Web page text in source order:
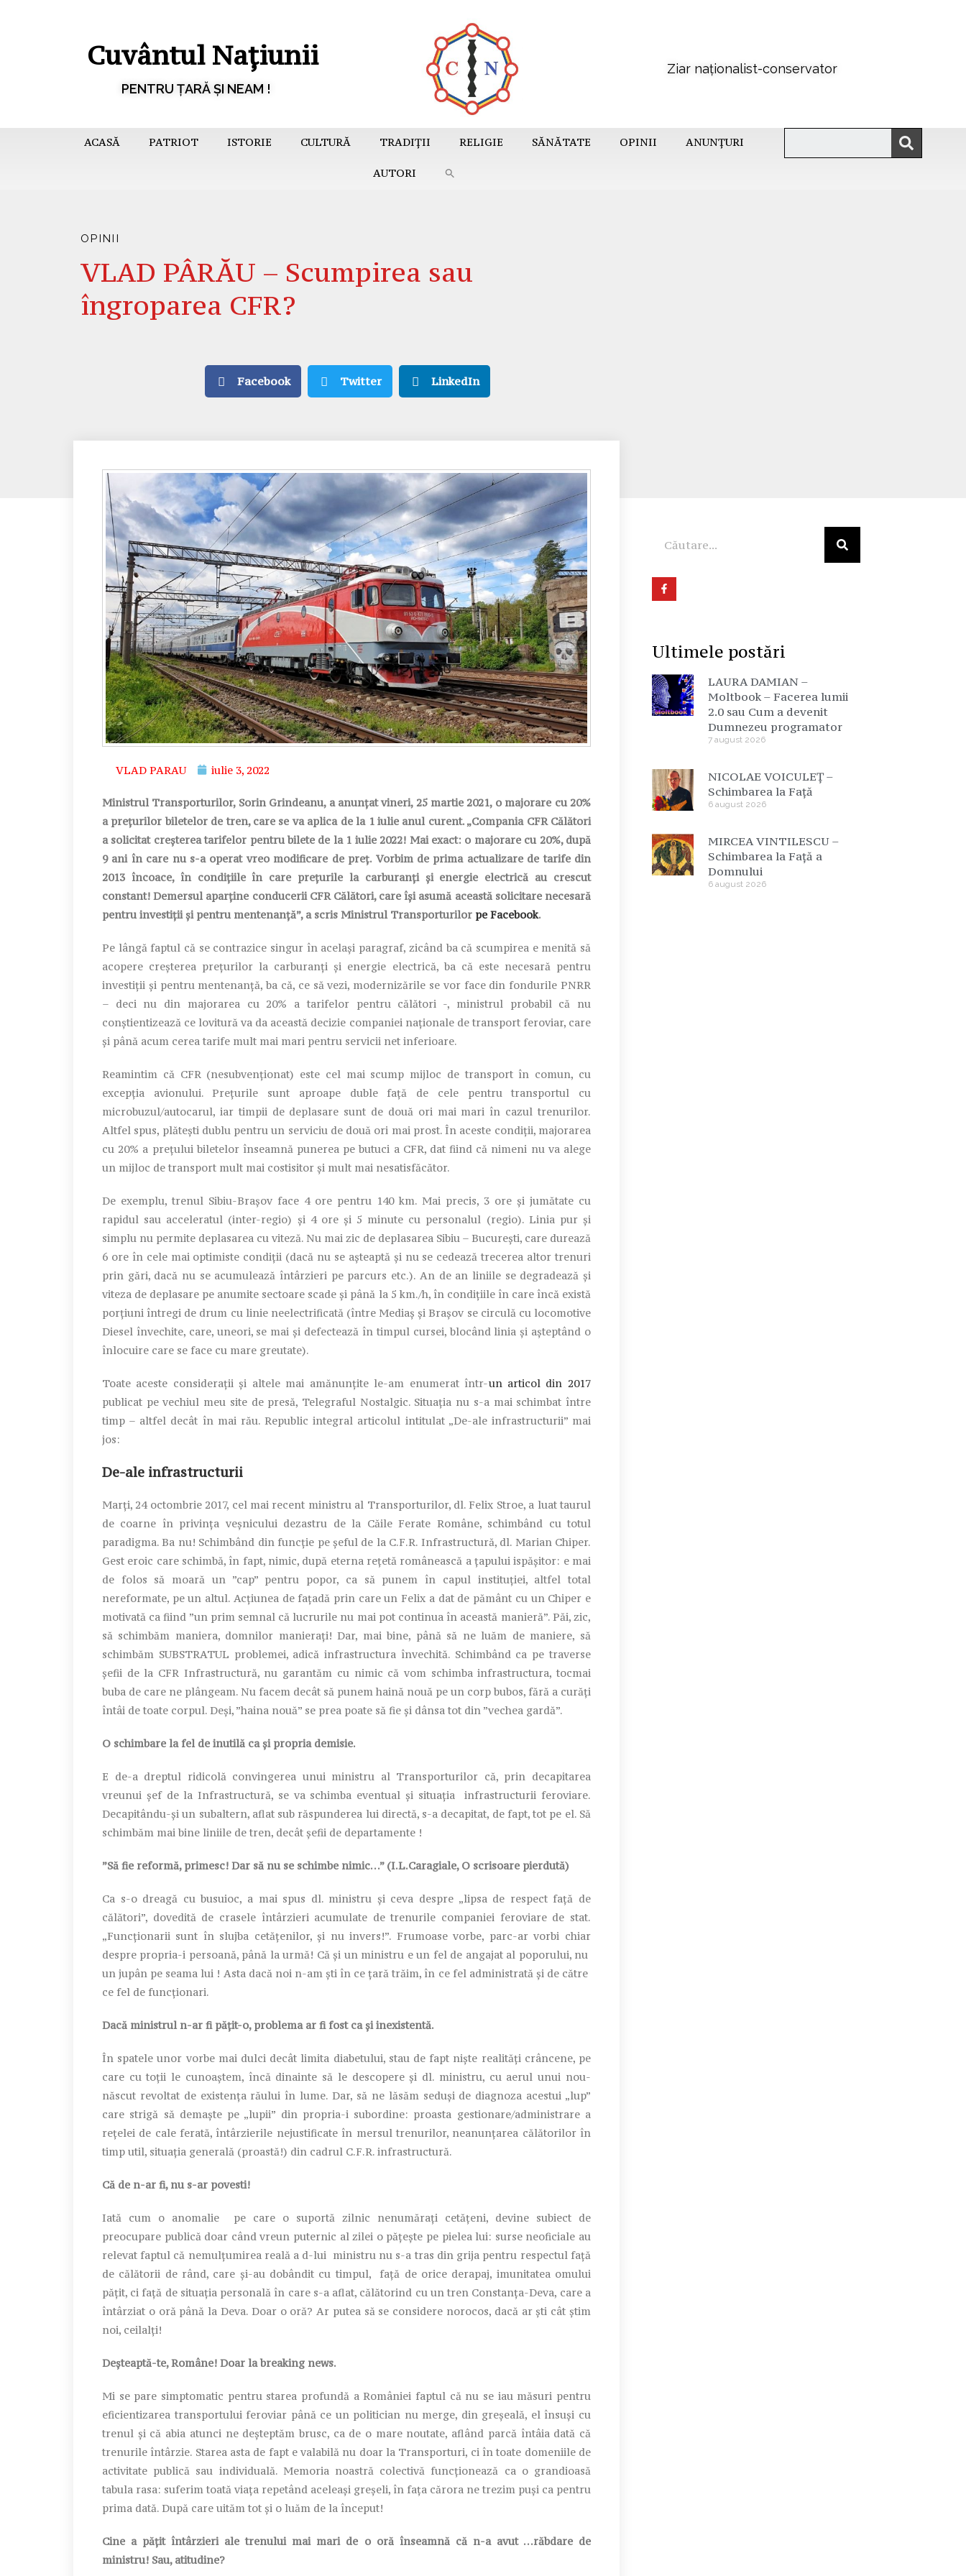
Cuvântul Națiunii
PENTRU ȚARĂ ȘI NEAM !
Ziar naționalist-conservator
ACASĂ PATRIOT ISTORIE CULTURĂ TRADIȚII RELIGIE SĂNĂTATE OPINII ANUNȚURI
AUTORI
OPINII
VLAD PÂRĂU – Scumpirea sau
îngroparea CFR?
Facebook Twitter LinkedIn
VLAD PARAU iulie 3, 2022
Ministrul Transporturilor, Sorin Grindeanu, a anunțat vineri, 25 martie 2021, o majorare cu 20%
a prețurilor biletelor de tren, care se va aplica de la 1 iulie anul curent. „Compania CFR Călători
a solicitat creșterea tarifelor pentru bilete de la 1 iulie 2022! Mai exact: o majorare cu 20%, după
9 ani în care nu s-a operat vreo modificare de preț. Vorbim de prima actualizare de tarife din
2013 încoace, în condițiile în care prețurile la carburanți și energie electrică au crescut
constant! Demersul aparține conducerii CFR Călători, care își asumă această solicitare necesară
pentru investiții și pentru mentenanță”, a scris Ministrul Transporturilor pe Facebook.
Pe lângă faptul că se contrazice singur în același paragraf, zicând ba că scumpirea e menită să
acopere creșterea prețurilor la carburanți și energie electrică, ba că este necesară pentru
investiții și pentru mentenanță, ba că, ce să vezi, modernizările se vor face din fondurile PNRR
– deci nu din majorarea cu 20% a tarifelor pentru călători -, ministrul probabil că nu
conștientizează ce lovitură va da această decizie companiei naționale de transport feroviar, care
și până acum cerea tarife mult mai mari pentru servicii net inferioare.
Reamintim că CFR (nesubvenționat) este cel mai scump mijloc de transport în comun, cu
excepția avionului. Prețurile sunt aproape duble față de cele pentru transportul cu
microbuzul/autocarul, iar timpii de deplasare sunt de două ori mai mari în cazul trenurilor.
Altfel spus, plătești dublu pentru un serviciu de două ori mai prost. În aceste condiții, majorarea
cu 20% a prețului biletelor înseamnă punerea pe butuci a CFR, dat fiind că nimeni nu va alege
un mijloc de transport mult mai costisitor și mult mai nesatisfăcător.
De exemplu, trenul Sibiu-Brașov face 4 ore pentru 140 km. Mai precis, 3 ore și jumătate cu
rapidul sau acceleratul (inter-regio) și 4 ore și 5 minute cu personalul (regio). Linia pur și
simplu nu permite deplasarea cu viteză. Nu mai zic de deplasarea Sibiu – București, care durează
6 ore în cele mai optimiste condiții (dacă nu se așteaptă și nu se cedează trecerea altor trenuri
prin gări, dacă nu se acumulează întârzieri pe parcurs etc.). An de an liniile se degradează și
viteza de deplasare pe anumite sectoare scade și până la 5 km./h, în condițiile în care încă există
porțiuni întregi de drum cu linie neelectrificată (între Mediaș și Brașov se circulă cu locomotive
Diesel învechite, care, uneori, se mai și defectează în timpul cursei, blocând linia și așteptând o
înlocuire care se face cu mare greutate).
Toate aceste considerații și altele mai amănunțite le-am enumerat într-un articol din 2017
publicat pe vechiul meu site de presă, Telegraful Nostalgic. Situația nu s-a mai schimbat între
timp – altfel decât în mai rău. Republic integral articolul intitulat „De-ale infrastructurii” mai
jos:
De-ale infrastructurii
Marți, 24 octombrie 2017, cel mai recent ministru al Transporturilor, dl. Felix Stroe, a luat taurul
de coarne în privința veșnicului dezastru de la Căile Ferate Române, schimbând cu totul
paradigma. Ba nu! Schimbând din funcție pe șeful de la C.F.R. Infrastructură, dl. Marian Chiper.
Gest eroic care schimbă, în fapt, nimic, după eterna rețetă românească a țapului ispășitor: e mai
de folos să moară un ”cap” pentru popor, ca să punem în capul instituției, altfel total
nereformate, pe un altul. Acțiunea de fațadă prin care un Felix a dat de pământ cu un Chiper e
motivată ca fiind ”un prim semnal că lucrurile nu mai pot continua în această manieră”. Păi, zic,
să schimbăm maniera, domnilor manierați! Dar, mai bine, până să ne luăm de maniere, să
schimbăm SUBSTRATUL problemei, adică infrastructura învechită. Schimbând ca pe traverse
șefii de la CFR Infrastructură, nu garantăm cu nimic că vom schimba infrastructura, tocmai
buba de care ne plângeam. Nu facem decât să punem haină nouă pe un corp bubos, fără a curăți
întâi de toate corpul. Deși, ”haina nouă” se prea poate să fie și dânsa tot din ”vechea gardă”.
O schimbare la fel de inutilă ca și propria demisie.
E de-a dreptul ridicolă convingerea unui ministru al Transporturilor că, prin decapitarea
vreunui șef de la Infrastructură, se va schimba eventual și situația infrastructurii feroviare.
Decapitându-şi un subaltern, aflat sub răspunderea lui directă, s-a decapitat, de fapt, tot pe el. Să
schimbăm mai bine liniile de tren, decât șefii de departamente !
”Să fie reformă, primesc! Dar să nu se schimbe nimic…” (I.L.Caragiale, O scrisoare pierdută)
Ca s-o dreagă cu busuioc, a mai spus dl. ministru şi ceva despre „lipsa de respect faţă de
călători”, dovedită de crasele întârzieri acumulate de trenurile companiei feroviare de stat.
„Funcţionarii sunt în slujba cetăţenilor, şi nu invers!”. Frumoase vorbe, parc-ar vorbi chiar
despre propria-i persoană, până la urmă! Că și un ministru e un fel de angajat al poporului, nu
un jupân pe seama lui ! Asta dacă noi n-am şti în ce ţară trăim, în ce fel administrată și de către
ce fel de funcţionari.
Dacă ministrul n-ar fi pățit-o, problema ar fi fost ca și inexistentă.
În spatele unor vorbe mai dulci decât limita diabetului, stau de fapt nişte realităţi crâncene, pe
care cu toţii le cunoaştem, încă dinainte să le descopere şi dl. ministru, cu aerul unui nou-
născut revoltat de existenţa răului în lume. Dar, să ne lăsăm seduşi de diagnoza acestui „lup”
care strigă să demaşte pe „lupii” din propria-i subordine: proasta gestionare/administrare a
reţelei de cale ferată, întârzierile nejustificate în mersul trenurilor, neanunţarea călătorilor în
timp util, situaţia generală (proastă!) din cadrul C.F.R. infrastructură.
Că de n-ar fi, nu s-ar povesti!
Iată cum o anomalie pe care o suportă zilnic nenumărați cetățeni, devine subiect de
preocupare publică doar când vreun puternic al zilei o pățește pe pielea lui: surse neoficiale au
relevat faptul că nemulţumirea reală a d-lui ministru nu s-a tras din grija pentru respectul faţă
de călătorii de rând, care şi-au dobândit cu timpul, faţă de orice derapaj, imunitatea omului
păţit, ci față de situaţia personală în care s-a aflat, călătorind cu un tren Constanţa-Deva, care a
întârziat o oră până la Deva. Doar o oră? Ar putea să se considere norocos, dacă ar şti cât ştim
noi, ceilalţi!
Deșteaptă-te, Române! Doar la breaking news.
Mi se pare simptomatic pentru starea profundă a României faptul că nu se iau măsuri pentru
eficientizarea transportului feroviar până ce un politician nu merge, din greșeală, el însuși cu
trenul și că abia atunci ne deșteptăm brusc, ca de o mare noutate, aflând parcă întâia dată că
trenurile întârzie. Starea asta de fapt e valabilă nu doar la Transporturi, ci în toate domeniile de
activitate publică sau individuală. Memoria noastră colectivă funcționează ca o grandioasă
tabula rasa: suferim toată viața repetând aceleași greșeli, în fața cărora ne trezim puși ca pentru
prima dată. După care uităm tot și o luăm de la început!
Cine a pățit întârzieri ale trenului mai mari de o oră înseamnă că n-a avut …răbdare de
ministru! Sau, atitudine?
Ultimele postări
LAURA DAMIAN –
Moltbook – Facerea lumii
2.0 sau Cum a devenit
Dumnezeu programator
7 august 2026
NICOLAE VOICULEȚ –
Schimbarea la Față
6 august 2026
MIRCEA VINTILESCU –
Schimbarea la Față a
Domnului
6 august 2026